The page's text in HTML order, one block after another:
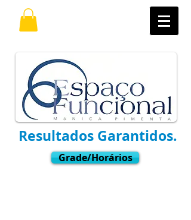
Resultados Garantidos.
Grade/Horários